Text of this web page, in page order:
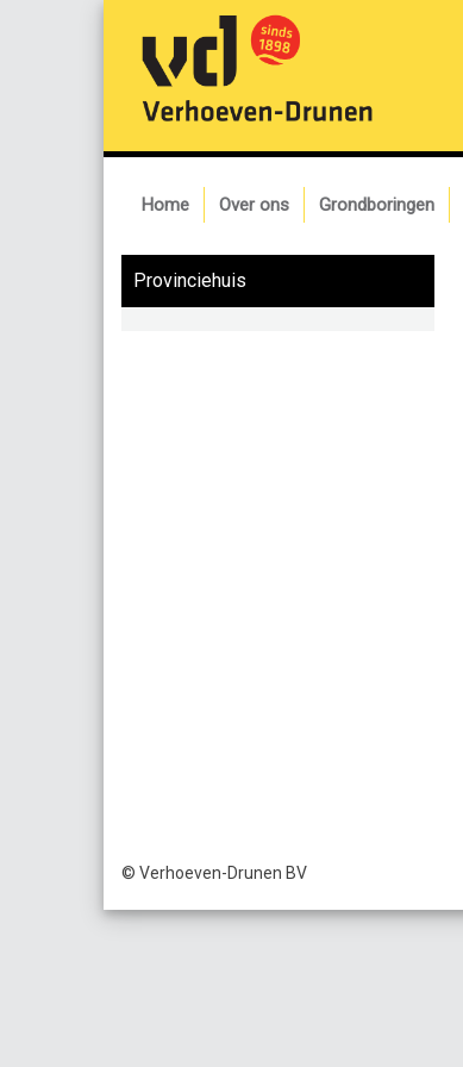
Home Over ons Grondboringen
Provinciehuis
© Verhoeven-Drunen BV